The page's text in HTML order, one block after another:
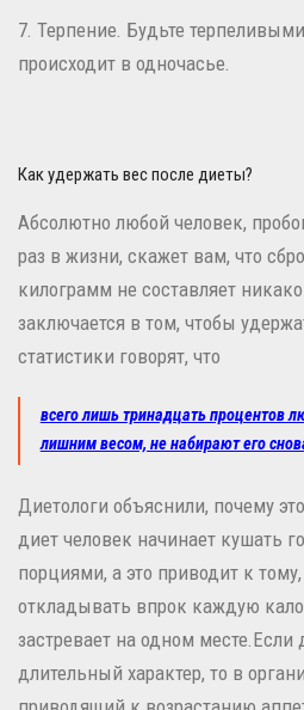
7. Терпение. Будьте
происходит в одночасье.
Как удержать вес после диеты?
Абсолютно любой человек,
раз в жизни, скажет вам, что
килограмм не составляет
заключается в том, чтобы
статистики говорят, что
всего лишь тринадцать процентов
лишним весом, не набирают его
Диетологи объяснили, почему
диет человек начинает кушать
порциями, а это приводит к
откладывать впрок каждую
застревает на одном месте.Если
длительный характер, то в